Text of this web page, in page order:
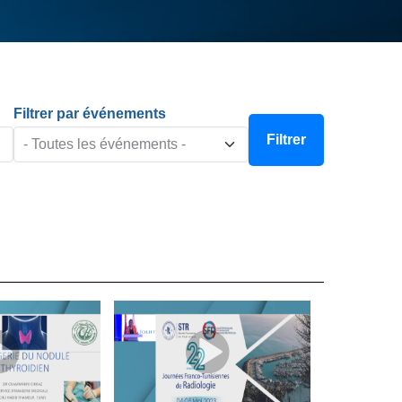
Filtrer par événements